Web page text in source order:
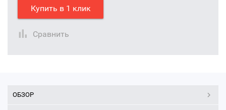
Купить в 1 клик
Сравнить
ОБЗОР